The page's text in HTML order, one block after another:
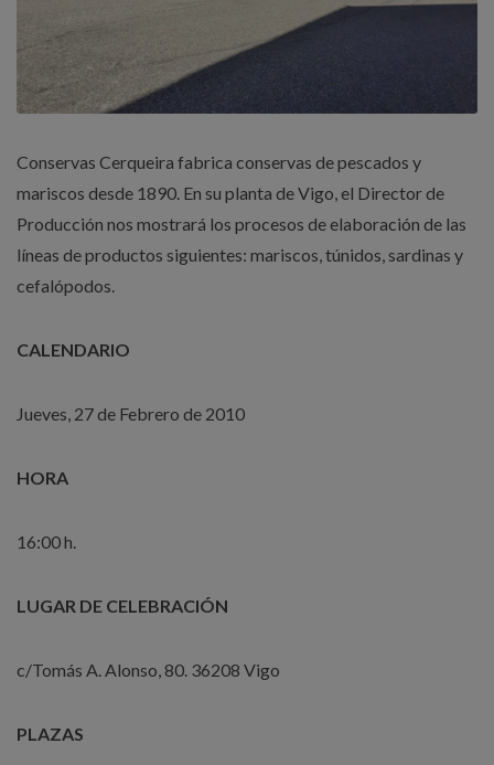
Conservas Cerqueira fabrica conservas de pescados y
mariscos desde 1890. En su planta de Vigo, el Director de
Producción nos mostrará los procesos de elaboración de las
líneas de productos siguientes: mariscos, túnidos, sardinas y
cefalópodos.
CALENDARIO
Jueves, 27 de Febrero de 2010
HORA
16:00 h.
LUGAR DE CELEBRACIÓN
c/Tomás A. Alonso, 80. 36208 Vigo
PLAZAS